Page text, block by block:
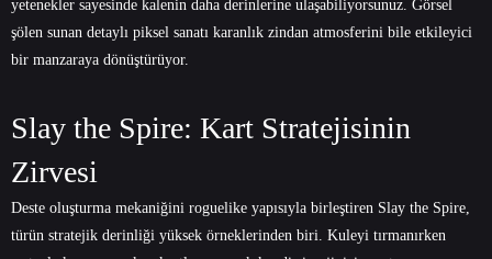
yetenekler sayesinde kalenin daha derinlerine ulaşabiliyorsunuz. Görsel
şölen sunan detaylı piksel sanatı karanlık zindan atmosferini bile etkileyici
bir manzaraya dönüştürüyor.
Slay the Spire: Kart Stratejisinin
Zirvesi
Deste oluşturma mekaniğini roguelike yapısıyla birleştiren Slay the Spire,
türün stratejik derinliği yüksek örneklerinden biri. Kuleyi tırmanırken